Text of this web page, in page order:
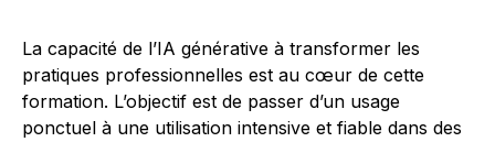
La capacité de l’IA générative à transformer les
pratiques professionnelles est au cœur de cette
formation. L’objectif est de passer d’un usage
ponctuel à une utilisation intensive et fiable dans des